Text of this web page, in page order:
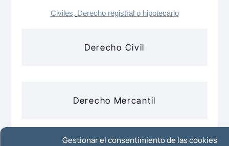
Gestionar el consentimiento de las cookies
Civiles, Derecho registral o hipotecario
Derecho Civil
Derecho Mercantil